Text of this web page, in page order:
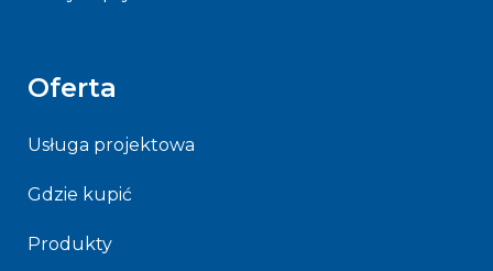
Oferta
Usługa projektowa
Gdzie kupić
Produkty